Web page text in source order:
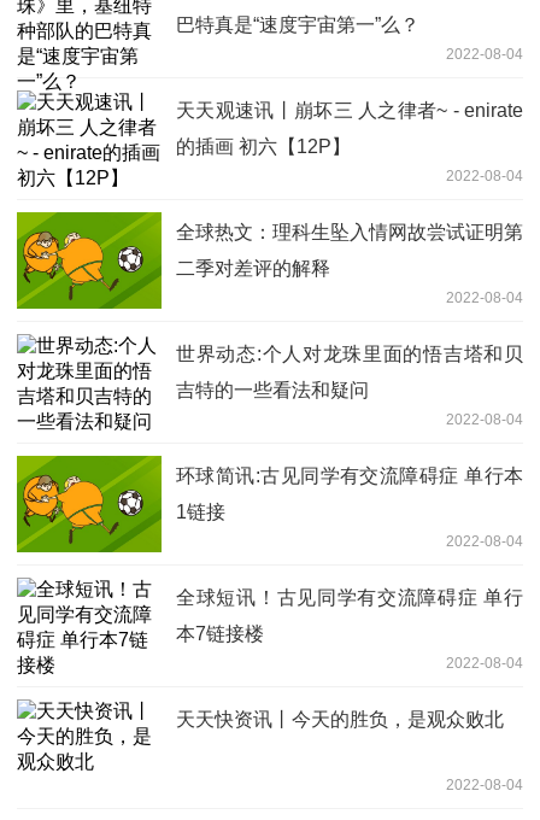
巴特真是“速度宇宙第一”么？
2022-08-04
天天观速讯丨崩坏三 人之律者~ - enirate
的插画 初六【12P】
2022-08-04
全球热文：理科生坠入情网故尝试证明第
二季对差评的解释
2022-08-04
世界动态:个人对龙珠里面的悟吉塔和贝
吉特的一些看法和疑问
2022-08-04
环球简讯:古见同学有交流障碍症 单行本
1链接
2022-08-04
全球短讯！古见同学有交流障碍症 单行
本7链接楼
2022-08-04
天天快资讯丨今天的胜负，是观众败北
2022-08-04